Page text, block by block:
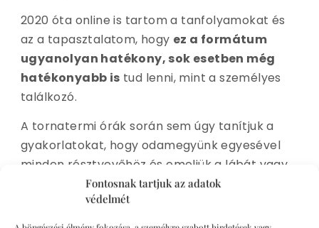
Fontosnak tartjuk az adatok
védelmét
2020 óta online is tartom a tanfolyamokat és
az a tapasztalatom, hogy ez a formátum
ugyanolyan hatékony, sok esetben még
hatékonyabb is tud lenni, mint a személyes
találkozó.
A tornatermi órák során sem úgy tanítjuk a
gyakorlatokat, hogy odamegyünk egyesével
minden résztvevőhöz és emeljük a lábát vagy
kézzel csavarjuk a csípőjét. Azt hiszem nagyon
furcsán néznének rám a résztvevők, ha így
tanítanánk a tornát….